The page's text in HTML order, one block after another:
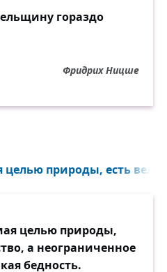
гораздо
Фридрих Ницше
природы, есть
целью природы,
а неограниченное
бедность.